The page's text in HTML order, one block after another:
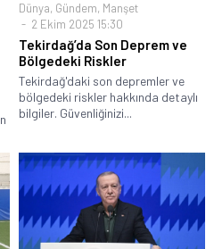
Dünya, Gündem, Manşet
2 Ekim 2025 15:30
Tekirdağ’da Son Deprem ve
Bölgedeki Riskler
Tekirdağ'daki son depremler ve
bölgedeki riskler hakkında detaylı
bilgiler. Güvenliğinizi...